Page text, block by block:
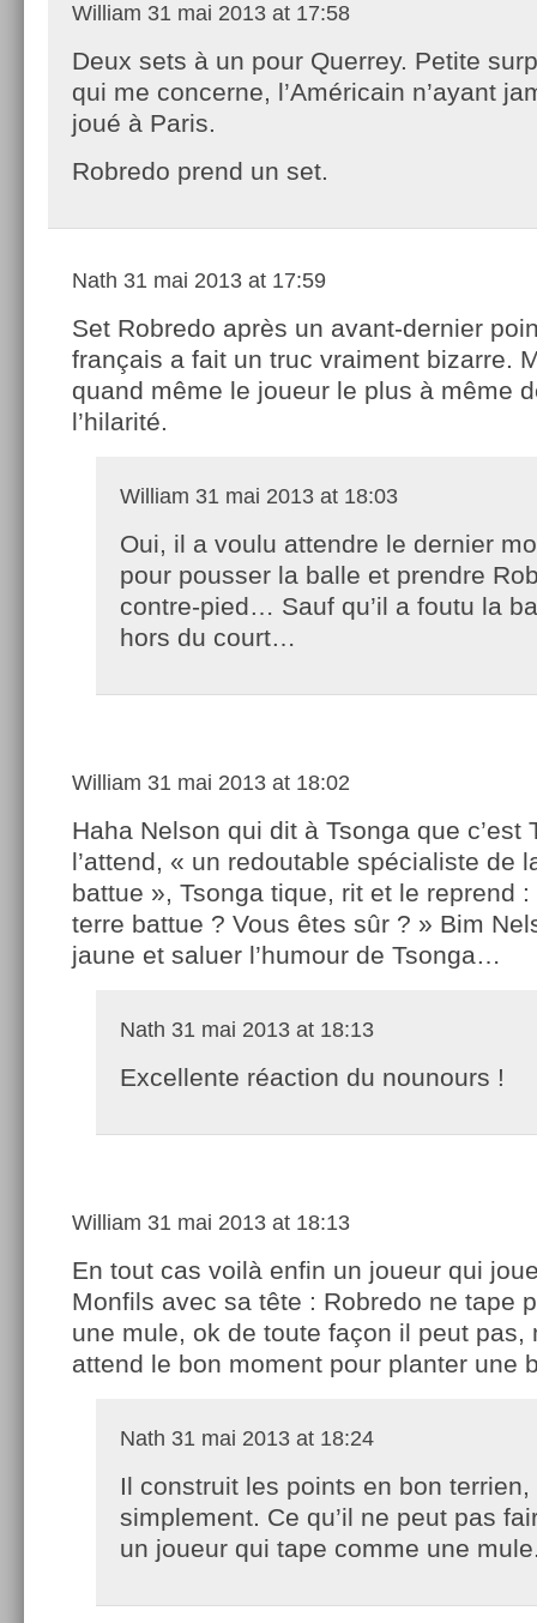
William 31 mai 2013 at 17:58
Deux sets à un pour Querrey. Petite
qui me concerne, l’Américain n’ayant
joué à Paris.
Robredo prend un set.
Nath 31 mai 2013 at 17:59
Set Robredo après un avant-dernier
français a fait un truc vraiment bizarre.
quand même le joueur le plus à même
l’hilarité.
William 31 mai 2013 at 18:03
Oui, il a voulu attendre le dernier
pour pousser la balle et prendre
contre-pied… Sauf qu’il a foutu la
hors du court…
William 31 mai 2013 at 18:02
Haha Nelson qui dit à Tsonga que c’est
l’attend, « un redoutable spécialiste de
battue », Tsonga tique, rit et le reprend
terre battue ? Vous êtes sûr ? » Bim
jaune et saluer l’humour de Tsonga…
Nath 31 mai 2013 at 18:13
Excellente réaction du nounours !
William 31 mai 2013 at 18:13
En tout cas voilà enfin un joueur qui
Monfils avec sa tête : Robredo ne tape
une mule, ok de toute façon il peut pas,
attend le bon moment pour planter une
Nath 31 mai 2013 at 18:24
Il construit les points en bon terrien,
simplement. Ce qu’il ne peut pas
un joueur qui tape comme une